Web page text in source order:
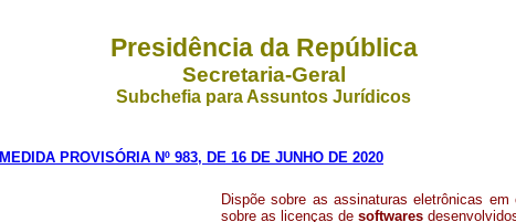
Presidência da República
Secretaria-Geral
Subchefia para Assuntos Jurídicos
MEDIDA PROVISÓRIA Nº 983, DE 16 DE JUNHO DE 2020
Dispõe sobre as assinaturas eletrônicas
sobre as licenças de softwares